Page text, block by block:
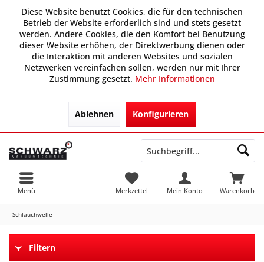
Diese Website benutzt Cookies, die für den technischen
Betrieb der Website erforderlich sind und stets gesetzt
werden. Andere Cookies, die den Komfort bei Benutzung
dieser Website erhöhen, der Direktwerbung dienen oder
die Interaktion mit anderen Websites und sozialen
Netzwerken vereinfachen sollen, werden nur mit Ihrer
Zustimmung gesetzt. Mehr Informationen
Ablehnen Konfigurieren
Menü Warenkorb
Merkzettel Mein Konto
Schlauchwelle
Filtern